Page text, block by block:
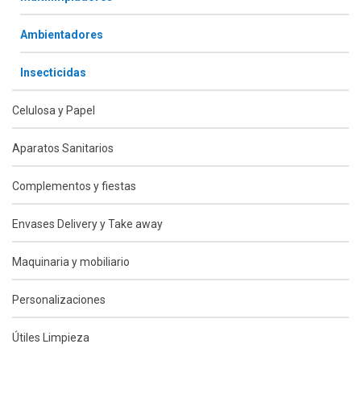
Ambientadores
Insecticidas
Celulosa y Papel
Aparatos Sanitarios
Complementos y fiestas
Envases Delivery y Take away
Maquinaria y mobiliario
Personalizaciones
Útiles Limpieza